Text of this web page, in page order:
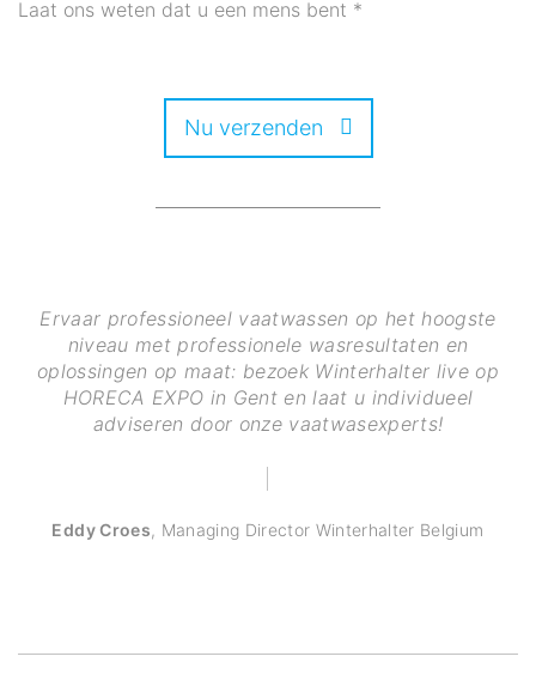
Laat ons weten dat u een mens bent *
Nu verzenden
Ervaar professioneel vaatwassen op het hoogste
niveau met professionele wasresultaten en
oplossingen op maat: bezoek Winterhalter live op
HORECA EXPO in Gent en laat u individueel
adviseren door onze vaatwasexperts!
Eddy Croes, Managing Director Winterhalter Belgium